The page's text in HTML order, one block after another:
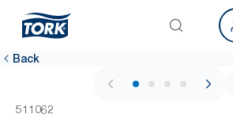
Back
1 / 4
511062